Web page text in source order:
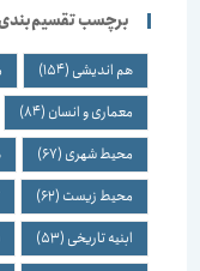
برچسب
هم اندیشی(154)
معماری و انسان(84)
محیط شهری(67)
محیط زیست(62)
ابنیه تاریخی(53)